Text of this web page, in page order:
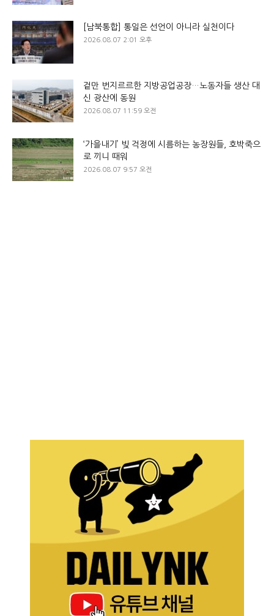
[남북통합] 통일은 선언이 아니라 실천이다
2026.08.07 2:01 오후
겉만 번지르르한 지방공업공장…노동자들 생산 대
신 광산에 동원
2026.08.07 11:59 오전
‘가을내기’ 빚 걱정에 시름하는 농장원들, 호박죽으
로 끼니 때워
2026.08.07 9:57 오전